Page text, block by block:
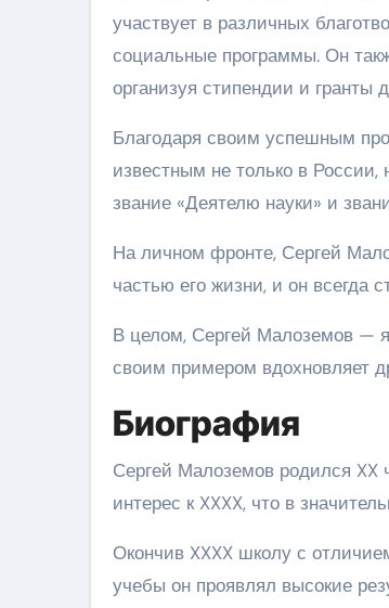
участвует в различных
социальные программы. Он
организуя стипендии и гранты
Благодаря своим успешным
известным не только в
звание «Деятелю науки» и
На личном фронте, Сергей
частью его жизни, и он всегда
В целом, Сергей Малоземов —
своим примером вдохновляет
Биография
Сергей Малоземов родился XX
интерес к XXXX, что в
Окончив XXXX школу с
учебы он проявлял высокие